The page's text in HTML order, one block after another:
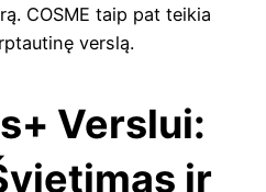
COSME taip pat teikia
verslą.
Verslui:
ir